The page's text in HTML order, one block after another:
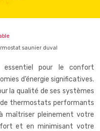
saunier duval
pour le confort
d’énergie significatives.
la qualité de ses systèmes
de thermostats performants
maîtriser pleinement votre
et en minimisant votre